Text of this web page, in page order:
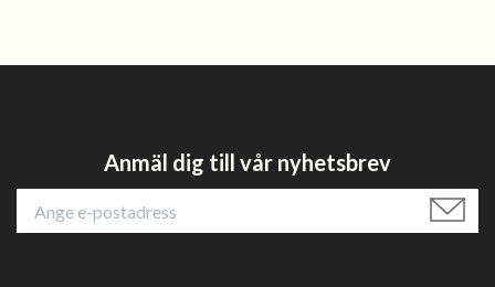
Anmäl dig till vår nyhetsbrev